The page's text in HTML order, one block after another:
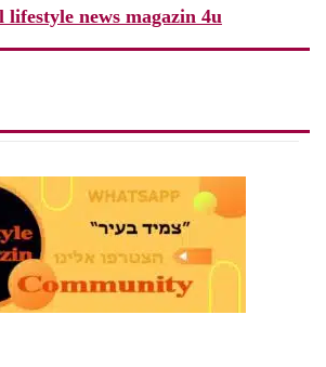
lifestyle news magazin 4u